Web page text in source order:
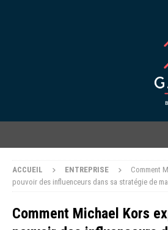
ACCUEIL ENTREPRISE
Comment
pouvoir des influenceurs dans sa stratégie de
Comment Michael Kors